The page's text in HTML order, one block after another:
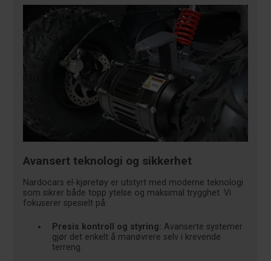
Avansert teknologi og sikkerhet
Nardocars el-kjøretøy er utstyrt med moderne teknologi
som sikrer både topp ytelse og maksimal trygghet. Vi
fokuserer spesielt på:
Presis kontroll og styring: Avanserte systemer
gjør det enkelt å manøvrere selv i krevende
terreng.